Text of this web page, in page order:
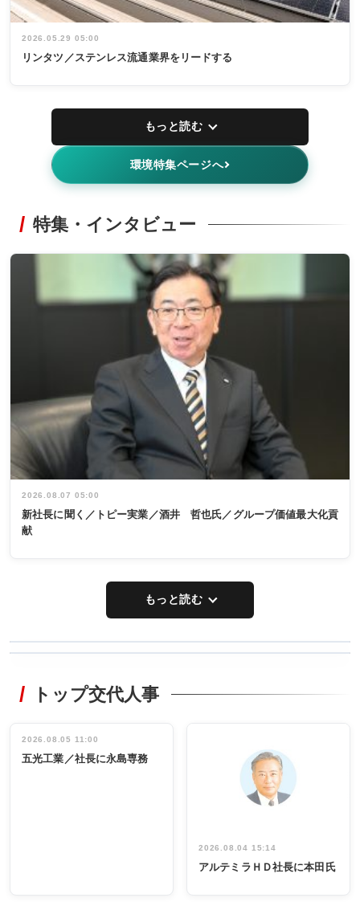
2026.05.29 05:00
リンタツ／ステンレス流通業界をリードする
もっと読む
環境特集ページへ
特集・インタビュー
2026.08.07 05:00
新社長に聞く／トピー実業／酒井 哲也氏／グループ価値最大化貢
献
もっと読む
非鉄業界で
インタビュ
ー／社内ア
タックトレー
祝う 業界関
係者ら220人
出席
トップ交代人事
2026.08.05 11:00
五光工業／社長に永島専務
2026.08.04 15:14
アルテミラＨＤ社長に本田氏